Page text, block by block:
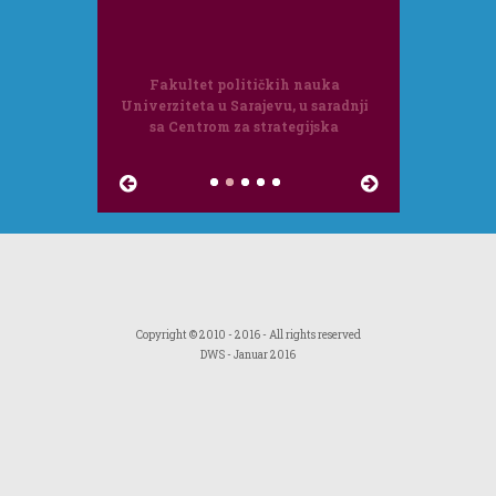
Fakultet političkih nauka
Univerziteta u Sarajevu, u saradnji
sa Centrom za strategijska
kolokvi...
Copyright © 2010 - 2016 - All rights reserved
DWS- Januar 2016